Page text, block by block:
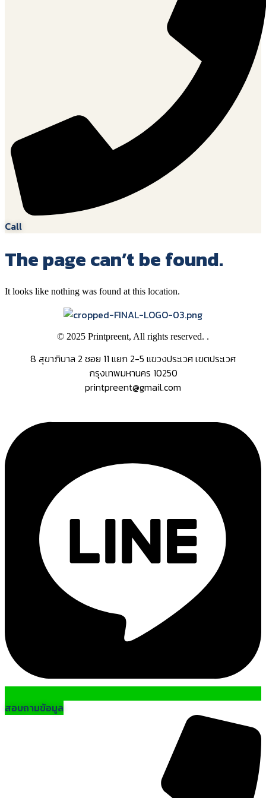
Call
The page can’t be found.
It looks like nothing was found at this location.
© 2025 Printpreent, All rights reserved. .
8 สุขาภิบาล 2 ซอย 11 แยก 2-5 แขวงประเวศ เขตประเวศ
กรุงเทพมหานคร 10250
printpreent@gmail.com
สอบถามข้อมูล